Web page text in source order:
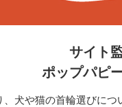
サイト
ポップパピ
犬や猫の首輪選びにつ